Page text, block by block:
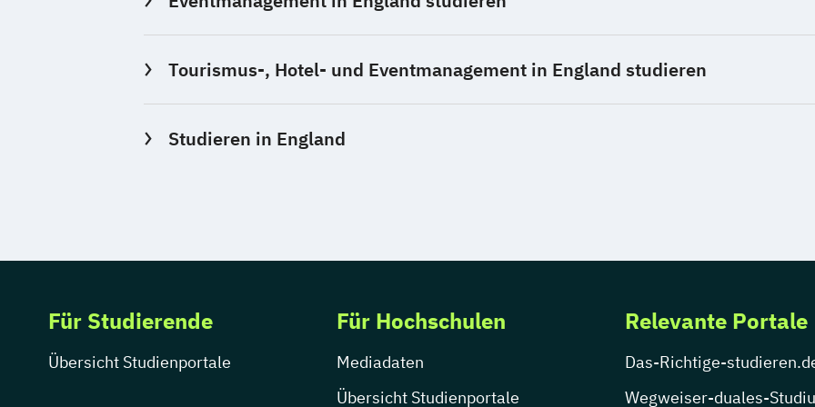
Tourismus-, Hotel- und Eventmanagement in England studieren
Studieren in England
Für Studierende
Übersicht Studienportale
Für Hochschulen
Mediadaten
Übersicht Studienportale
Relevante Portale
Das-Richtige-
Wegweiser-duales-